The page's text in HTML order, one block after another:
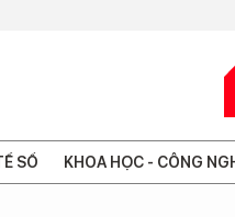
SỐ KHOA HỌC - CÔNG